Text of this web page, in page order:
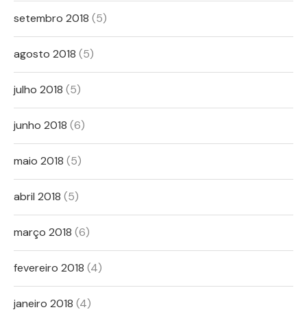
setembro 2018 (5)
agosto 2018 (5)
julho 2018 (5)
junho 2018 (6)
maio 2018 (5)
abril 2018 (5)
março 2018 (6)
fevereiro 2018 (4)
janeiro 2018 (4)